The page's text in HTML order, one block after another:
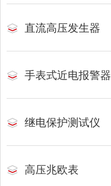
直流高压发生器
手表式近电报警器
继电保护测试仪
高压兆欧表